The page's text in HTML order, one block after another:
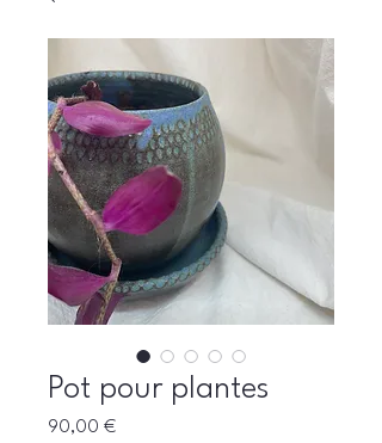
Pot pour plantes
90,00 €Prix